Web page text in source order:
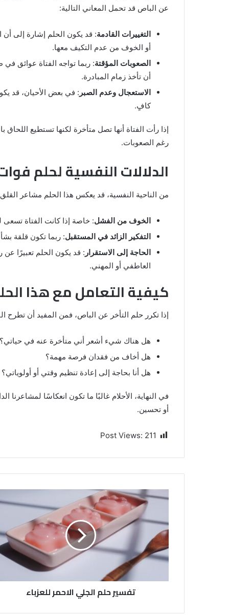
عن الباص قد تحمل المعاني التالية:
التغييرات القادمة: قد يكون الحلم إشارة إلى
أو الخوف من عدم التكيف معها.
الصعوبات المؤقتة: ربما تواجه الفتاة عوائق
أن تأخذ زمام المبادرة.
الاستعجال وعدم الصبر : في بعض الأحيان، قد
كافٍ.
إذا رأت الفتاة أنها تصل متأخرة لكنها تستطيع
رغم الصعوبات.
الدلالات النفسية لحلم
من الناحية النفسية، قد يعكس هذا الحلم مشاعر
الخوف من الفشل: خاصة إذا كانت الفتاة
التفكير الزائد في المستقبل: ربما تكون قلقة
الحاجة إلى الاستقرار : قد يكون الحلم تعبيرًا
العاطفي أو المهني.
كيفية التعامل مع هذا
إذا تكرر حلم التأخر عن الباص، فمن المفيد أن تطرح
هل هناك شيء أشعر أني متأخرة عنه في حياتي؟
هل أخاف من فقدان فرصة مهمة؟
هل أنا بحاجة إلى إعادة تنظيم وقتي أو أولوياتي؟
في النهاية، الأحلام غالبًا ما تكون انعكاسًا لمشاعرنا
أو تحسين.
Post Views: 211
تفسير حلم الجلي الاحمر للعزباء